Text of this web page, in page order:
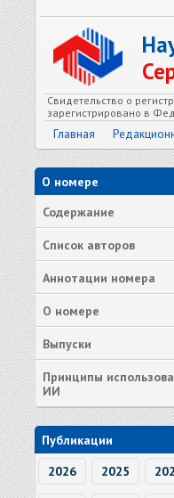
Свидетельство о
зарегистрировано в
Главная
О номере
Содержание
Список авторов
Аннотации номера
О номере
Выпуски
Принципы
ИИ
Публикации
2026
2025